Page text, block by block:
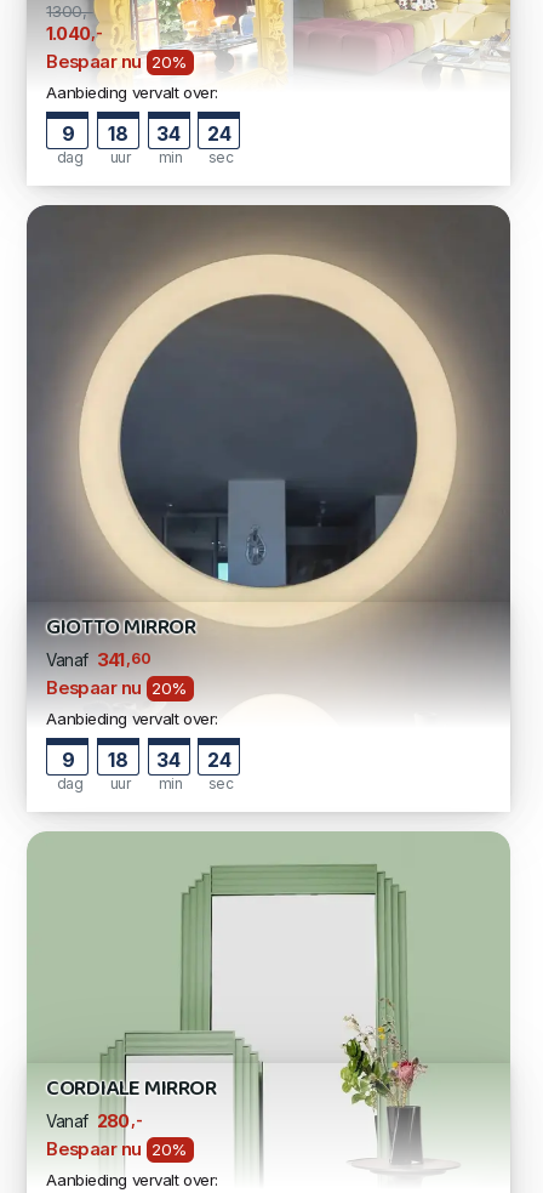
1300,-
1.040 ,-
Bespaar nu 20%
Aanbieding vervalt over:
9
dag
18
uur
34
min
24
sec
GIOTTO MIRROR
Vanaf 341 ,60
Bespaar nu
20%
Aanbieding vervalt over:
9
dag
18
uur
34
min
24
sec
CORDIALE MIRROR
Vanaf 280 ,-
Bespaar nu
20%
Aanbieding vervalt over: